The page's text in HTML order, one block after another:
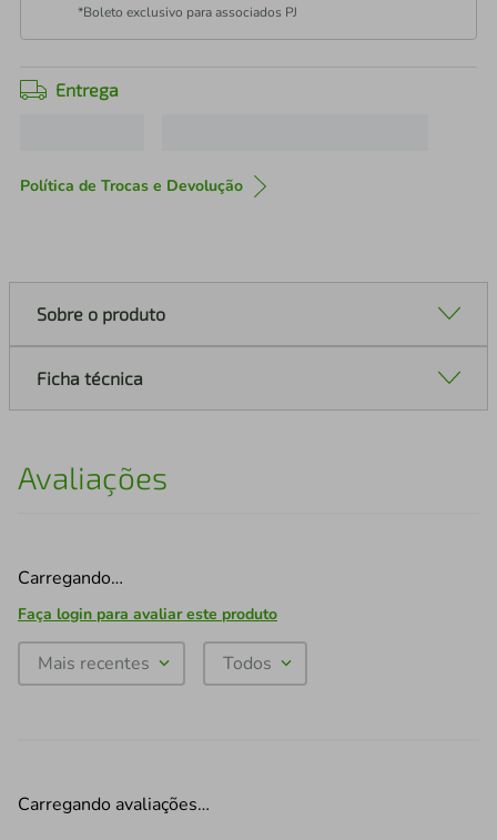
*Boleto exclusivo para associados PJ
Entrega
Política de Trocas e Devolução
Sobre o produto
Ficha técnica
Avaliações
Carregando…
Faça login para avaliar este produto
Mais recentes Todos
Carregando avaliações…